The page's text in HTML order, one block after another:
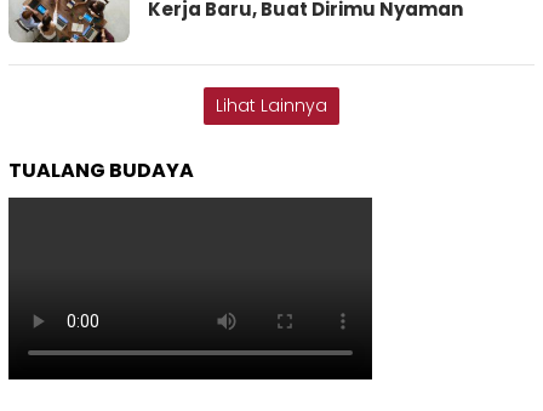
Kerja Baru, Buat Dirimu Nyaman
Lihat Lainnya
TUALANG BUDAYA